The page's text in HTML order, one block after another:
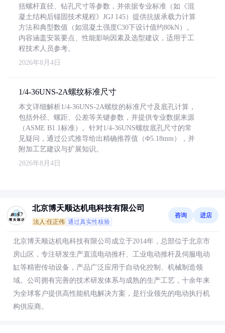
括螺杆直径、钻孔尺寸等参数，并依据专业标准（如《混
凝土结构后锚固技术规程》JGJ 145）提供抗拔承载力计算
方法和典型数值（如混凝土强度C30下设计值约80kN）。
内容涵盖安装要点、性能影响因素及选型建议，适用于工
程技术人员参考。
2026年8月4日
1/4-36UNS-2A螺纹标准尺寸
本文详细解析1/4-36UNS-2A螺纹的标准尺寸及底孔计算，
包括外径、螺距、公差等关键参数，并提供专业数据来源
（ASME B1.1标准）。针对1/4-36UNS螺纹底孔尺寸的常
见疑问，通过公式推导给出精确推荐值（Φ5.18mm），并
附加工艺建议与扩展知识。
2026年8月4日
北京博天顺达机电科技有限公司
法人:任正伟 通过真实性核验
咨询 进店
北京博天顺达机电科技有限公司成立于2014年，总部位于北京市
房山区，专注研发生产直流电动推杆、工业电动推杆及伺服电动
缸等精密传动设备，产品广泛应用于自动化控制、机械制造领
域。公司拥有完善的技术研发体系与成熟的生产工艺，十余年来
为全球客户提供高性能机电解决方案，是行业领先的电动执行机
构供应商。